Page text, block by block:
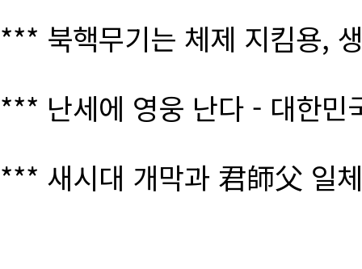
*** 북핵무기는 체제 지킴용,
*** 난세에 영웅 난다 - 대한
*** 새시대 개막과 君師父 일